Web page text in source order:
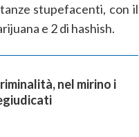
stupefacenti, con il
e 2 di hashish.
nel mirino i